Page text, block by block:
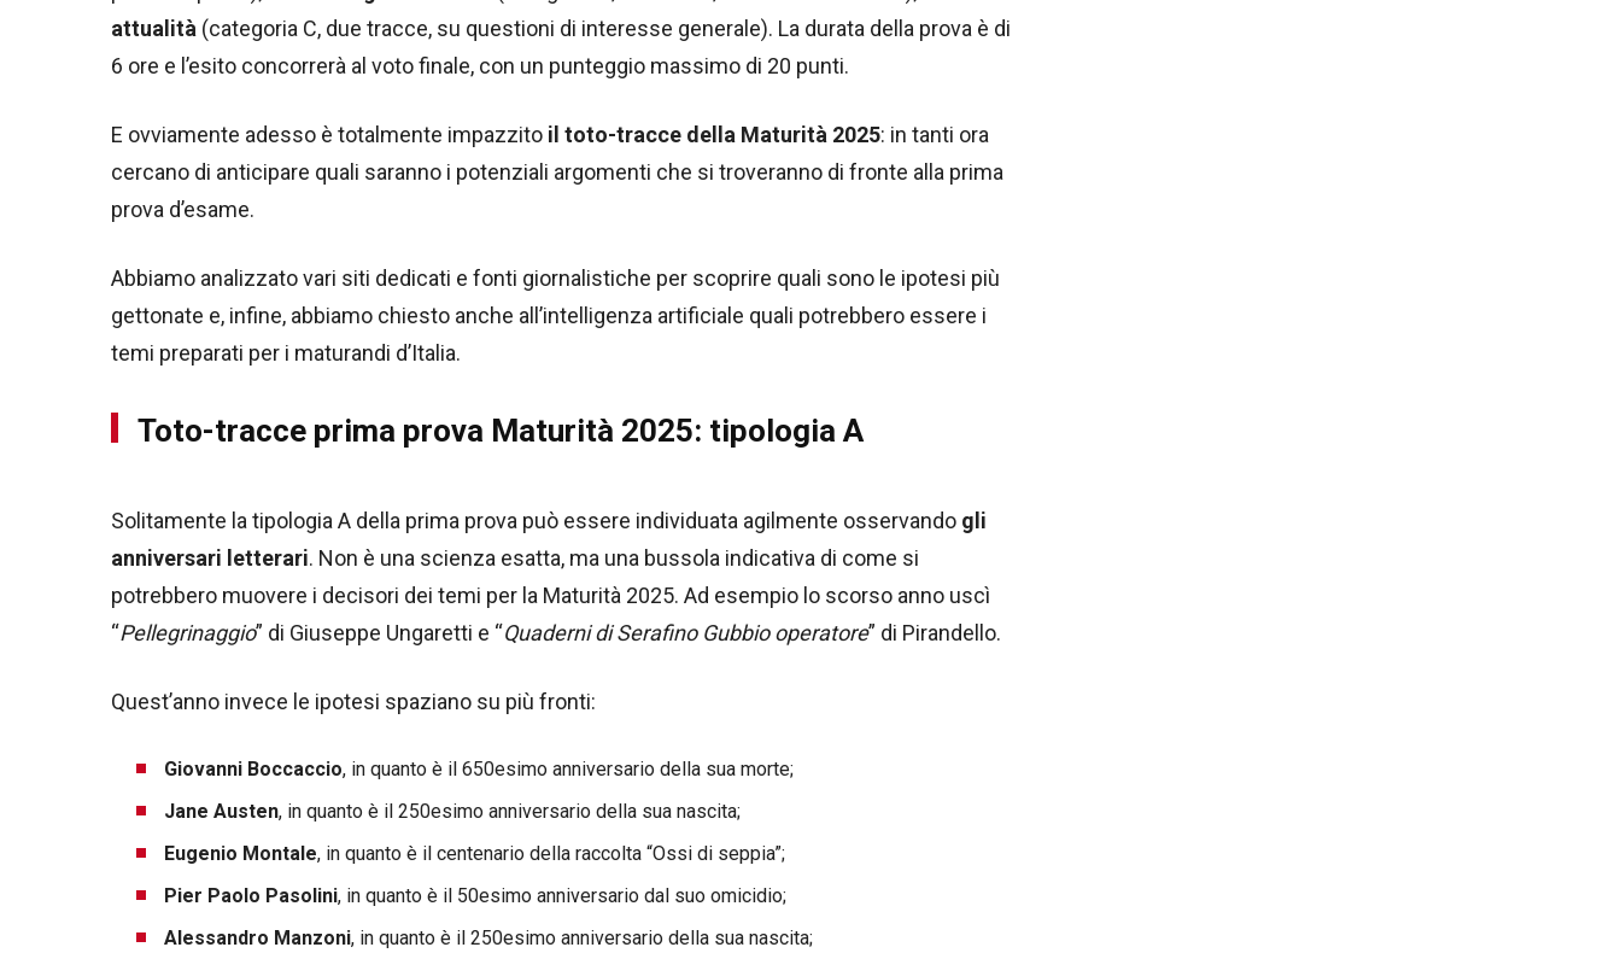
attualità (categoria C, due tracce, su questioni di interesse generale). La durata della prova è di
6 ore e l’esito concorrerà al voto finale, con un punteggio massimo di 20 punti.
E ovviamente adesso è totalmente impazzito il toto-tracce della Maturità 2025: in tanti ora
cercano di anticipare quali saranno i potenziali argomenti che si troveranno di fronte alla prima
prova d’esame.
Abbiamo analizzato vari siti dedicati e fonti giornalistiche per scoprire quali sono le ipotesi più
gettonate e, infine, abbiamo chiesto anche all’intelligenza artificiale quali potrebbero essere i
temi preparati per i maturandi d’Italia.
Toto-tracce prima prova Maturità 2025: tipologia A
Solitamente la tipologia A della prima prova può essere individuata agilmente osservando gli
anniversari letterari. Non è una scienza esatta, ma una bussola indicativa di come si
potrebbero muovere i decisori dei temi per la Maturità 2025. Ad esempio lo scorso anno uscì
“Pellegrinaggio” di Giuseppe Ungaretti e “Quaderni di Serafino Gubbio operatore” di Pirandello.
Quest’anno invece le ipotesi spaziano su più fronti:
Giovanni Boccaccio, in quanto è il 650esimo anniversario della sua morte;
Jane Austen, in quanto è il 250esimo anniversario della sua nascita;
Eugenio Montale, in quanto è il centenario della raccolta “Ossi di seppia”;
Pier Paolo Pasolini, in quanto è il 50esimo anniversario dal suo omicidio;
Alessandro Manzoni, in quanto è il 250esimo anniversario della sua nascita;